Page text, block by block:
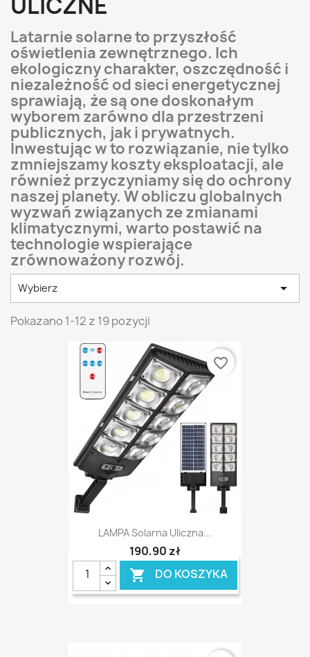
Latarnie solarne to przyszłość
oświetlenia zewnętrznego. Ich
ekologiczny charakter, oszczędność i
niezależność od sieci energetycznej
sprawiają, że są one doskonałym
wyborem zarówno dla przestrzeni
publicznych, jak i prywatnych.
Inwestując w to rozwiązanie, nie tylko
zmniejszamy koszty eksploatacji, ale
również przyczyniamy się do ochrony
naszej planety. W obliczu globalnych
wyzwań związanych ze zmianami
klimatycznymi, warto postawić na
technologie wspierające
zrównoważony rozwój.
Wybierz 
Pokazano 1-12 z 19 pozycji
LAMPA Solarna Uliczna...
190,90 zł
 DO KOSZYKA
favorite_border